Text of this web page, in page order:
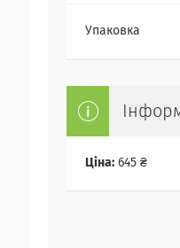
Упаковка
Ціна: 645 ₴